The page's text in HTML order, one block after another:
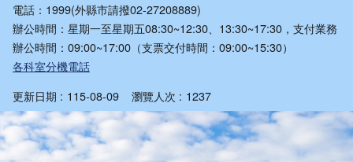
電話：1999(外縣市請撥02-27208889)
辦公時間：星期一至星期五08:30~12:30、13:30~17:30，支付業務
辦公時間：09:00~17:00（支票交付時間：09:00~15:30）
各科室分機電話
更新日期
115-08-09 瀏覽人次 1237